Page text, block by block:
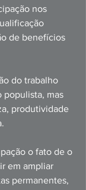
nos
de benefícios
do trabalho
populista, mas
produtividade
o fato de o
em ampliar
permanentes,